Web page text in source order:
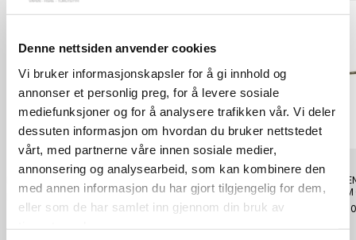
Denne nettsiden anvender cookies
Vi bruker informasjonskapsler for å gi innhold og
annonser et personlig preg, for å levere sosiale
mediefunksjoner og for å analysere trafikken vår. Vi deler
dessuten informasjon om hvordan du bruker nettstedet
vårt, med partnerne våre innen sosiale medier,
annonsering og analysearbeid, som kan kombinere den
med annen informasjon du har gjort tilgjengelig for dem,
eller som de har samlet inn gjennom din bruk av
Str. 5 x 6 Pose à 7 stk 28kg
kr 89,00
kr